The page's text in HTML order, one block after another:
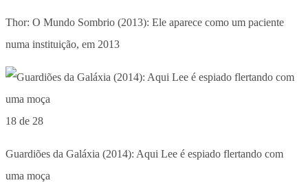
Thor: O Mundo Sombrio (2013): Ele aparece como um paciente
numa instituição, em 2013
18 de 28
Guardiões da Galáxia (2014): Aqui Lee é espiado flertando com
uma moça